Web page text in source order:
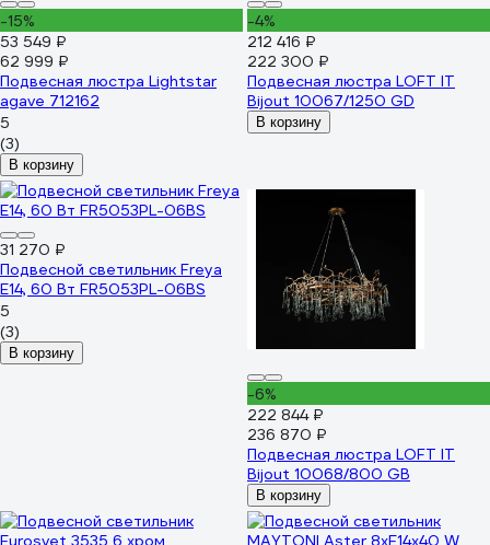
-15%
53 549 ₽
62 999 ₽
Подвесная люстра Lightstar
agave 712162
5
(3)
В корзину
-4%
212 416 ₽
222 300 ₽
Подвесная люстра LOFT IT
Bijout 10067/1250 GD
В корзину
31 270 ₽
Подвесной светильник Freya
E14, 60 Вт FR5053PL-06BS
5
(3)
В корзину
-6%
222 844 ₽
236 870 ₽
Подвесная люстра LOFT IT
Bijout 10068/800 GB
В корзину